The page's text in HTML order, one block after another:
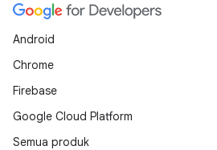
Android
Chrome
Firebase
Google Cloud Platform
Semua produk